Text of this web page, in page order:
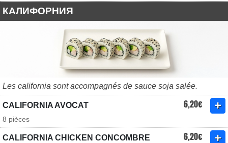
КАЛИФОРНИЯ
Les california sont accompagnés de sauce soja salée.
CALIFORNIA AVOCAT 6,20€
8 pièces
CALIFORNIA CHICKEN CONCOMBRE 6,20€